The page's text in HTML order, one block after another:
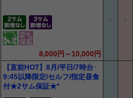
8,000円～10,000円
- -
【直前HOT】8月/平日/7時台･
9:45以降限定/セルフ/指定昼食
付★2サム保証★*